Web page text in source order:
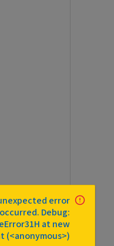
error
occurred. Debug:
at new
(<anonymous>)